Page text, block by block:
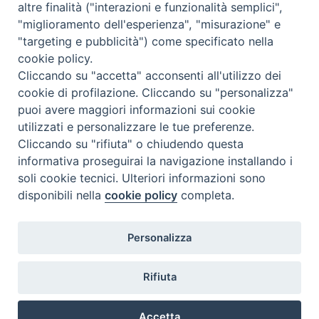
nazione:Italia
Contatti & Info
C.ne Aurelia, 50 – 00165 Roma
Contatti
Scrivi a: cnvf@chiesacattolica.it
altre finalità ("interazioni e funzionalità semplici",
"miglioramento dell'esperienza", "misurazione" e
"targeting e pubblicità") come specificato nella
cookie policy.
Cliccando su "accetta" acconsenti all'utilizzo dei
cookie di profilazione. Cliccando su "personalizza"
puoi avere maggiori informazioni sui cookie
utilizzati e personalizzare le tue preferenze.
Cliccando su "rifiuta" o chiudendo questa
informativa proseguirai la navigazione installando i
soli cookie tecnici. Ulteriori informazioni sono
disponibili nellacookie policy completa.
Personalizza
Rifiuta